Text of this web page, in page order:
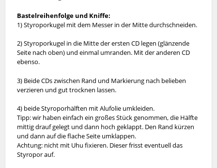
Bastelreihenfolge und Kniffe:
1) Styroporkugel mit dem Messer in der Mitte durchschneiden.
2) Styroporkugel in die Mitte der ersten CD legen (glänzende
Seite nach oben) und einmal umranden. Mit der anderen CD
ebenso.
3) Beide CDs zwischen Rand und Markierung nach belieben
verzieren und gut trocknen lassen.
4) beide Styroporhälften mit Alufolie umkleiden.
Tipp: wir haben einfach ein großes Stück genommen, die Hälfte
mittig drauf gelegt und dann hoch geklappt. Den Rand kürzen
und dann auf die flache Seite umklappen.
Achtung: nicht mit Uhu fixieren. Dieser frisst eventuell das
Styropor auf.